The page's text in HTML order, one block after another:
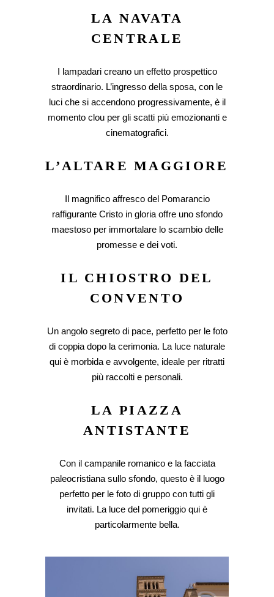
LA NAVATA
CENTRALE
I lampadari creano un effetto prospettico
straordinario. L’ingresso della sposa, con le
luci che si accendono progressivamente, è il
momento clou per gli scatti più emozionanti e
cinematografici.
L’ALTARE MAGGIORE
Il magnifico affresco del Pomarancio
raffigurante Cristo in gloria offre uno sfondo
maestoso per immortalare lo scambio delle
promesse e dei voti.
IL CHIOSTRO DEL
CONVENTO
Un angolo segreto di pace, perfetto per le foto
di coppia dopo la cerimonia. La luce naturale
qui è morbida e avvolgente, ideale per ritratti
più raccolti e personali.
LA PIAZZA
ANTISTANTE
Con il campanile romanico e la facciata
paleocristiana sullo sfondo, questo è il luogo
perfetto per le foto di gruppo con tutti gli
invitati. La luce del pomeriggio qui è
particolarmente bella.